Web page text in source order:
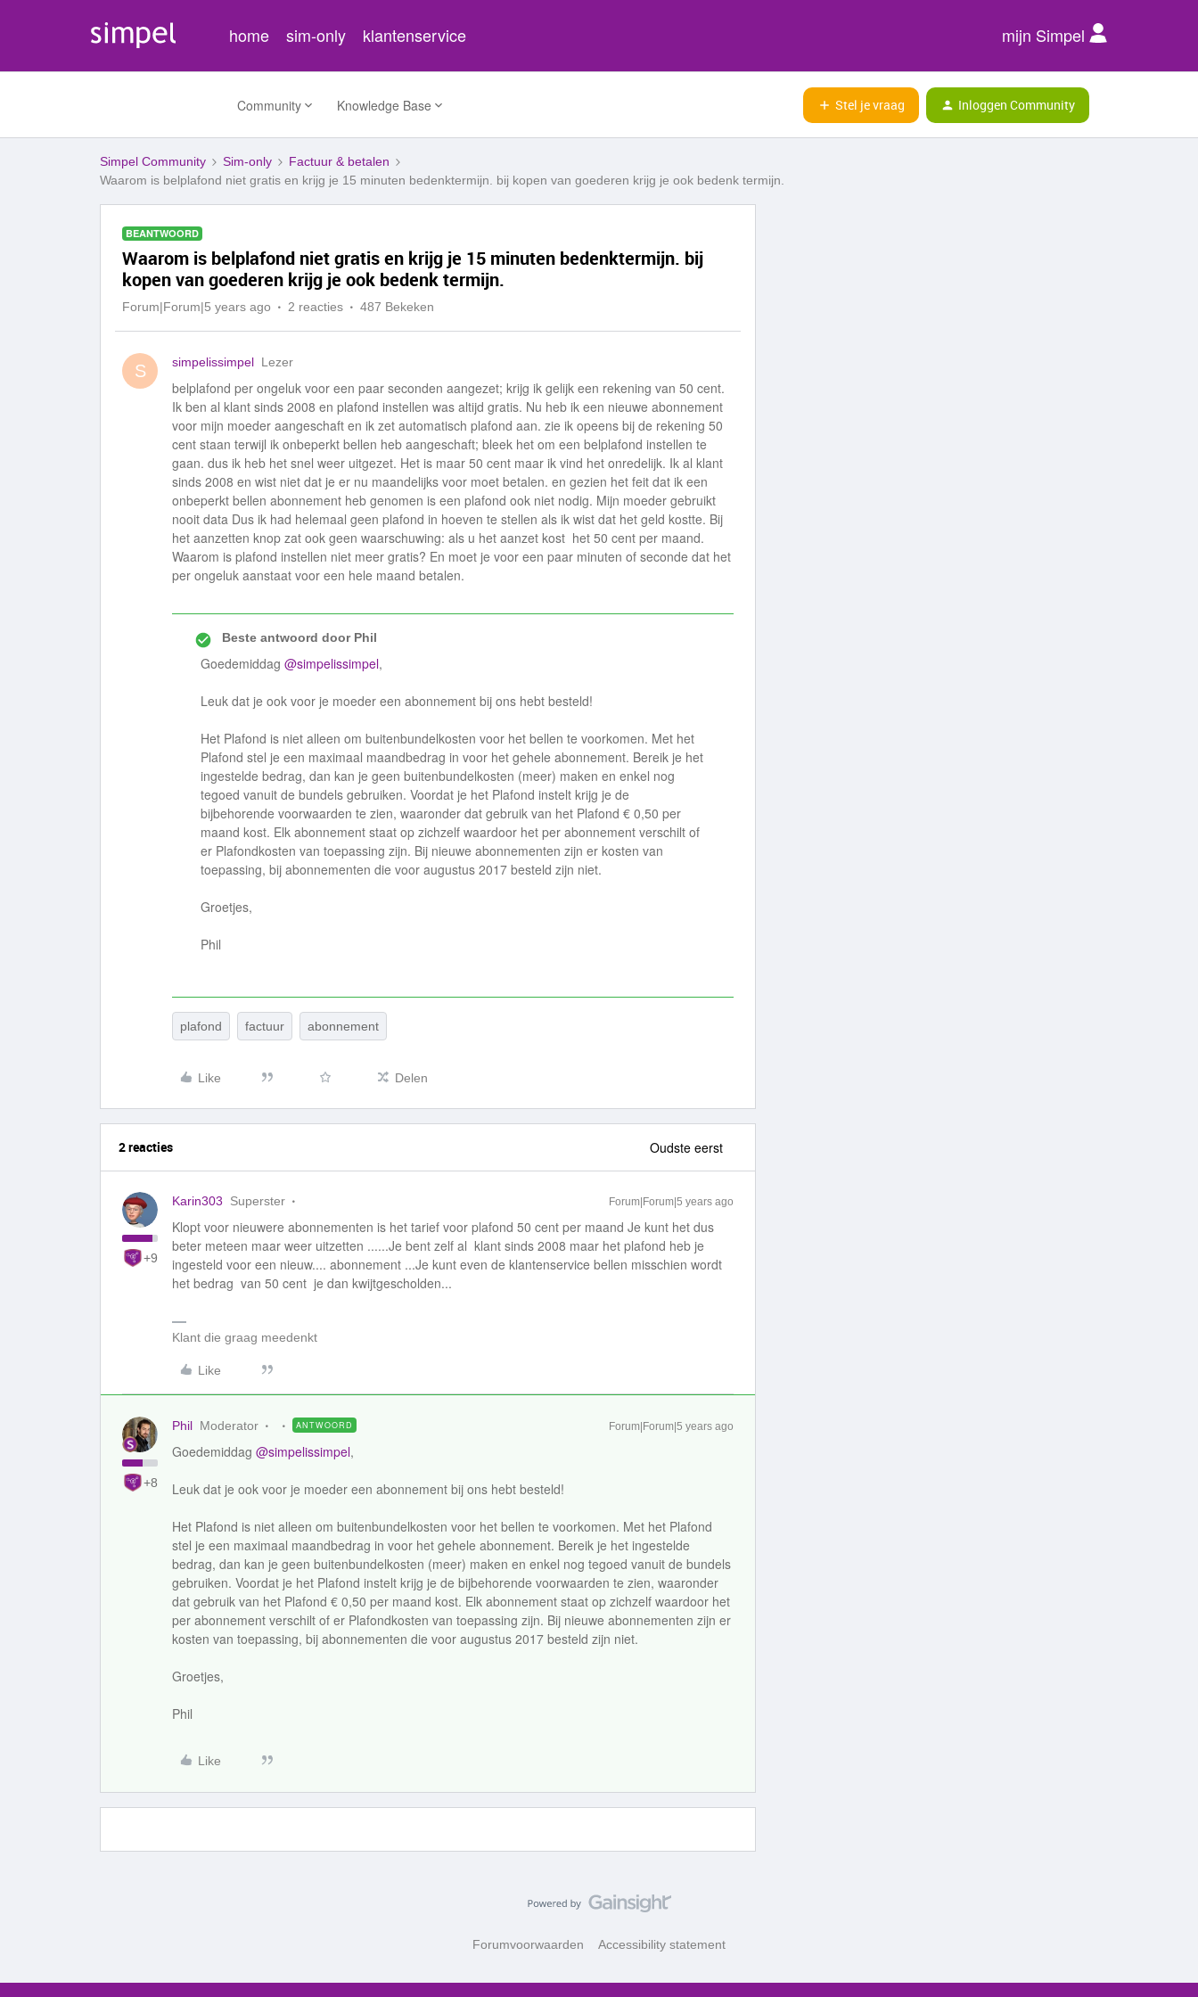
home sim-only klantenservice mijn Simpel
Community Knowledge Base Stel je vraag Inloggen Community
Simpel Community Sim-only
Factuur & betalen
Waarom is belplafond niet gratis en krijg je 15 minuten bedenktermijn. bij kopen van goederen krijg je ook bedenk termijn.
BEANTWOORD
Waarom is belplafond niet gratis en krijg je 15 minuten bedenktermijn. bij
kopen van goederen krijg je ook bedenk termijn.
Forum|Forum|5 years ago 2 reacties 487 Bekeken
S simpelissimpel Lezer
belplafond per ongeluk voor een paar seconden aangezet; krijg ik gelijk een rekening van 50 cent.
Ik ben al klant sinds 2008 en plafond instellen was altijd gratis. Nu heb ik een nieuwe abonnement
voor mijn moeder aangeschaft en ik zet automatisch plafond aan. zie ik opeens bij de rekening 50
cent staan terwijl ik onbeperkt bellen heb aangeschaft; bleek het om een belplafond instellen te
gaan. dus ik heb het snel weer uitgezet. Het is maar 50 cent maar ik vind het onredelijk. Ik al klant
sinds 2008 en wist niet dat je er nu maandelijks voor moet betalen. en gezien het feit dat ik een
onbeperkt bellen abonnement heb genomen is een plafond ook niet nodig. Mijn moeder gebruikt
nooit data Dus ik had helemaal geen plafond in hoeven te stellen als ik wist dat het geld kostte. Bij
het aanzetten knop zat ook geen waarschuwing: als u het aanzet kost het 50 cent per maand.
Waarom is plafond instellen niet meer gratis? En moet je voor een paar minuten of seconde dat het
per ongeluk aanstaat voor een hele maand betalen.
Beste antwoord doorPhil
Goedemiddag @simpelissimpel,
Leuk dat je ook voor je moeder een abonnement bij ons hebt besteld!
Het Plafond is niet alleen om buitenbundelkosten voor het bellen te voorkomen. Met het
Plafond stel je een maximaal maandbedrag in voor het gehele abonnement. Bereik je het
ingestelde bedrag, dan kan je geen buitenbundelkosten (meer) maken en enkel nog
tegoed vanuit de bundels gebruiken. Voordat je het Plafond instelt krijg je de
bijbehorende voorwaarden te zien, waaronder dat gebruik van het Plafond € 0,50 per
maand kost. Elk abonnement staat op zichzelf waardoor het per abonnement verschilt of
er Plafondkosten van toepassing zijn. Bij nieuwe abonnementen zijn er kosten van
toepassing, bij abonnementen die voor augustus 2017 besteld zijn niet.
Groetjes,
Phil
plafond factuur abonnement
Like Delen
2 reacties Oudste eerst
+9
Karin303 Superster Forum|Forum|5 years ago
Klopt voor nieuwere abonnementen is het tarief voor plafond 50 cent per maand Je kunt het dus
beter meteen maar weer uitzetten ......Je bent zelf al klant sinds 2008 maar het plafond heb je
ingesteld voor een nieuw.... abonnement ...Je kunt even de klantenservice bellen misschien wordt
het bedrag van 50 cent je dan kwijtgescholden...
Klant die graag meedenkt
Like
+8
Phil Moderator ANTWOORD Forum|Forum|5 years ago
Goedemiddag @simpelissimpel,
Leuk dat je ook voor je moeder een abonnement bij ons hebt besteld!
Het Plafond is niet alleen om buitenbundelkosten voor het bellen te voorkomen. Met het Plafond
stel je een maximaal maandbedrag in voor het gehele abonnement. Bereik je het ingestelde
bedrag, dan kan je geen buitenbundelkosten (meer) maken en enkel nog tegoed vanuit de bundels
gebruiken. Voordat je het Plafond instelt krijg je de bijbehorende voorwaarden te zien, waaronder
dat gebruik van het Plafond € 0,50 per maand kost. Elk abonnement staat op zichzelf waardoor het
per abonnement verschilt of er Plafondkosten van toepassing zijn. Bij nieuwe abonnementen zijn er
kosten van toepassing, bij abonnementen die voor augustus 2017 besteld zijn niet.
Groetjes,
Phil
Like
Forumvoorwaarden Accessibility statement